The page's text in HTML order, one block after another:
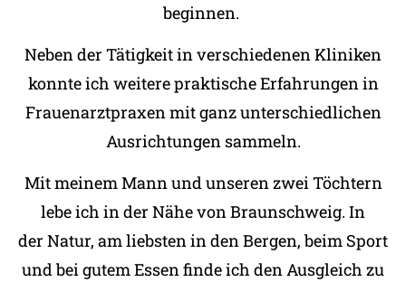
beginnen.
Neben der Tätigkeit in verschiedenen Kliniken
konnte ich weitere praktische Erfahrungen in
Frauenarztpraxen mit ganz unterschiedlichen
Ausrichtungen sammeln.
Mit meinem Mann und unseren zwei Töchtern
lebe ich in der Nähe von Braunschweig. In
der Natur, am liebsten in den Bergen, beim Sport
und bei gutem Essen finde ich den Ausgleich zu